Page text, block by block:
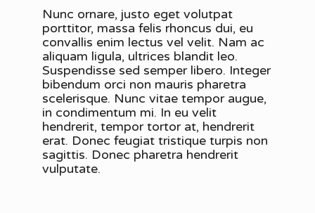
Nunc ornare, justo eget volutpat
porttitor, massa felis rhoncus dui, eu
convallis enim lectus vel velit. Nam ac
aliquam ligula, ultrices blandit leo.
Suspendisse sed semper libero. Integer
bibendum orci non mauris pharetra
scelerisque. Nunc vitae tempor augue,
in condimentum mi. In eu velit
hendrerit, tempor tortor at, hendrerit
erat. Donec feugiat tristique turpis non
sagittis. Donec pharetra hendrerit
vulputate.